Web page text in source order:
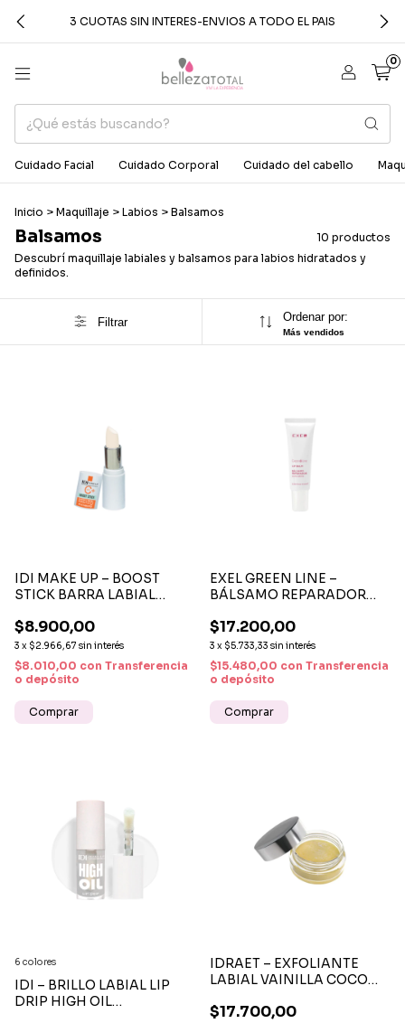
3 CUOTAS SIN INTERES-ENVIOS A TODO EL PAIS
0
Cuidado Facial Cuidado Corporal Cuidado del cabello
Inicio > Maquillaje > Labios > Balsamos
Balsamos
10 productos
Descubrí maquillaje labiales y balsamos para labios hidratados y
definidos.
Filtrar Ordenar por:
Más vendidos
IDI MAKE UP – BOOST
STICK BARRA LABIAL
VITAMINA C INCOLORA
$8.900,00
3 x $2.966,67 sin interés
$8.010,00 con Transferencia
o depósito
EXEL GREEN LINE –
BÁLSAMO REPARADOR
HIDRATACIÓN Y
PROTECCIÓN
$17.200,00
3 x $5.733,33 sin interés
$15.480,00 con Transferencia
o depósito
IDI – BRILLO LABIAL LIP
DRIP HIGH OIL
6 colores
IDRAET – EXFOLIANTE
LABIAL VAINILLA COCO
SUAVIZANTE
$17.700,00